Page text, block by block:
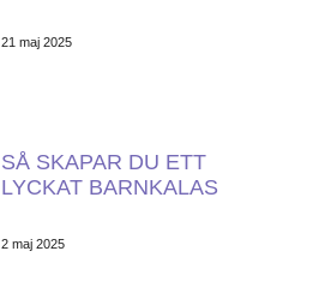
21 maj 2025
SÅ SKAPAR DU ETT
LYCKAT BARNKALAS
2 maj 2025